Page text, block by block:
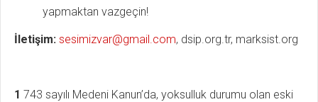
yapmaktan vazgeçin!
İletişim: sesimizvar@gmail.com, dsip.org.tr, marksist.org
1 743 sayılı Medeni Kanun’da, yoksulluk durumu olan eski